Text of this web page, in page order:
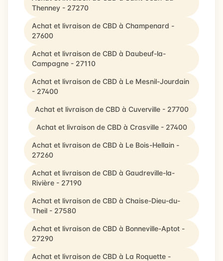
Thenney - 27270
Achat et livraison de CBD à Champenard -
27600
Achat et livraison de CBD à Daubeuf-la-
Campagne - 27110
Achat et livraison de CBD à Le Mesnil-Jourdain
- 27400
Achat et livraison de CBD à Cuverville - 27700
Achat et livraison de CBD à Crasville - 27400
Achat et livraison de CBD à Le Bois-Hellain -
27260
Achat et livraison de CBD à Gaudreville-la-
Rivière - 27190
Achat et livraison de CBD à Chaise-Dieu-du-
Theil - 27580
Achat et livraison de CBD à Bonneville-Aptot -
27290
Achat et livraison de CBD à La Roquette -